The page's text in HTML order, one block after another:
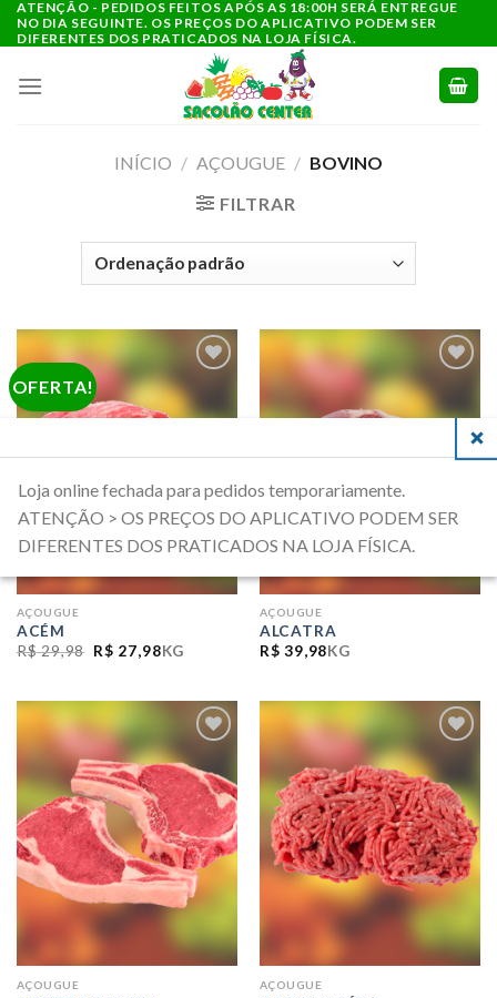
para
conteúdo
ATENÇÃO - PEDIDOS FEITOS APÓS AS 18:00H SERÁ ENTREGUE
NO DIA SEGUINTE. OS PREÇOS DO APLICATIVO PODEM SER
DIFERENTES DOS PRATICADOS NA LOJA FÍSICA.
INÍCIO / AÇOUGUE / BOVINO
FILTRAR
OFERTA!
COMPRAS
AÇOUGUE
ACÉM
R$29,98 O
PREÇO
R$ 27,98O
R$ 27,98.
KG
COMPRAS
AÇOUGUE
ALCATRA
R$ 39,98KG
ADICIONAR
A LISTA DE
COMPRAS
AÇOUGUE
ADICIONAR
A LISTA DE
COMPRAS
AÇOUGUE
Loja online fechada para pedidos temporariamente.
ATENÇÃO > OS PREÇOS DO APLICATIVO PODEM SER
DIFERENTES DOS PRATICADOS NA LOJA FÍSICA.